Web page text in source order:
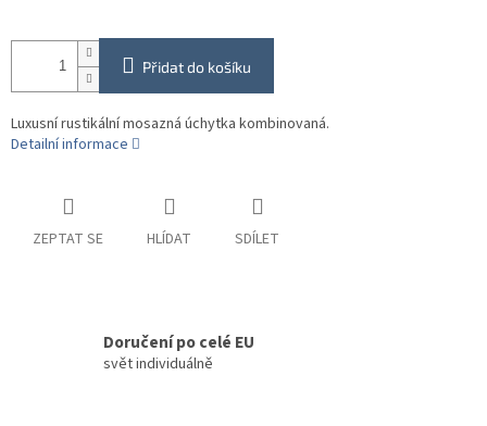
Přidat do košíku
Luxusní rustikální mosazná úchytka kombinovaná.
Detailní informace
ZEPTAT SE HLÍDAT SDÍLET
Doručení po celé EU
svět individuálně